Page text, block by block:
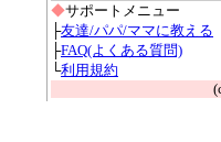
◆サポートメニュー
├友達/パパ/ママに教える
├FAQ(よくある質問)
└利用規約